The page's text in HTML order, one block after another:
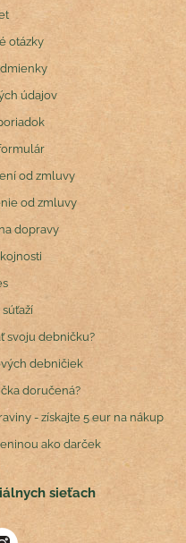
otázky
údajov
od zmluvy
od zmluvy
dopravy
svoju debničku?
debničiek
doručená?
- získajte 5 eur na nákup
ako darček
sieťach